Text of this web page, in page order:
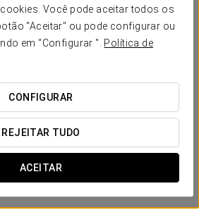
Você pode aceitar todos os
"Aceitar" ou pode configurar ou
em "Configurar ". Política de
CONFIGURAR
REJEITAR TUDO
ACEITAR